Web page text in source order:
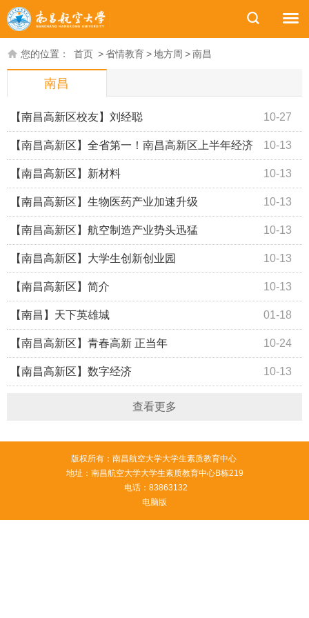
您的位置： 首页 >省情教育>地方周 >南昌
南昌
10-27
【南昌高新区校友】刘经聪
10-13
【南昌高新区】全省第一！南昌高新区上半年经济
运行持续领跑！ 10-13
【南昌高新区】新材料
10-13
【南昌高新区】生物医药产业加速升级
10-13
【南昌高新区】航空制造产业势头迅猛
10-13
【南昌高新区】大学生创新创业园
10-13
【南昌高新区】简介
01-18
【南昌】天下英雄城
10-24
【南昌高新区】青春高新 正当年
10-13
【南昌高新区】数字经济
查看更多
版权所有：南昌航空大学大学生素质教育中心
地址：南昌航空大学大学生素质教育中心B栋219
电话：83863132
电脑版